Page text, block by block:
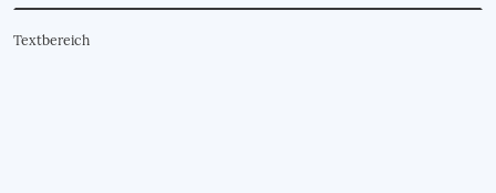
Textbereich